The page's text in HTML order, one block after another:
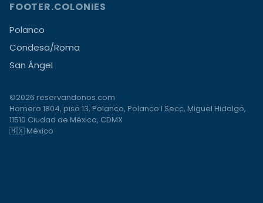
FOOTER.COLONIES
Polanco
Condesa/Roma
San Ángel
©2026 reservandonos.com
Homero 1804, piso 13, Polanco, Polanco I Secc, Miguel Hidalgo,
11510 Ciudad de México, CDMX
🇲🇽 México